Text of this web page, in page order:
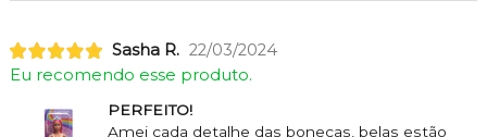
Sasha R. 22/03/2024
Eu recomendo esse produto.
PERFEITO!
Amei cada detalhe das bonecas, belas estão